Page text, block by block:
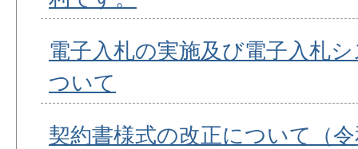
電子入札の実施及び電子入札
ついて
契約書様式の改正について（